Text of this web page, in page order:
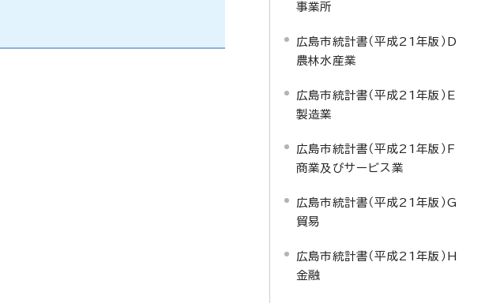
事業所
広島市統計書（平成21年版）D
農林水産業
広島市統計書（平成21年版）E
製造業
広島市統計書（平成21年版）F
商業及びサービス業
広島市統計書（平成21年版）G
貿易
広島市統計書（平成21年版）H
金融